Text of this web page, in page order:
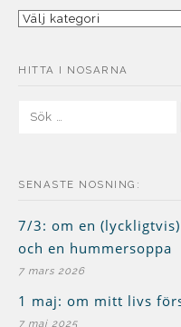
Kategorier
HITTA I NOSARNA
SENASTE NOSNING:
7/3: om en
och en hummersoppa
7 mars 2026
1 maj: om mitt livs
7 maj 2025